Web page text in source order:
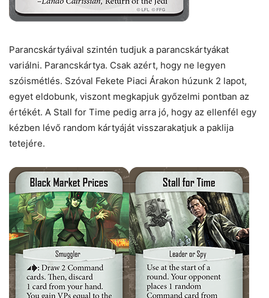
Parancskártyáival szintén tudjuk a parancskártyákat
variálni. Parancskártya. Csak azért, hogy ne legyen
szóismétlés. Szóval Fekete Piaci Árakon húzunk 2 lapot,
egyet eldobunk, viszont megkapjuk győzelmi pontban az
értékét. A Stall for Time pedig arra jó, hogy az ellenfél egy
kézben lévő random kártyáját visszarakatjuk a paklija
tetejére.